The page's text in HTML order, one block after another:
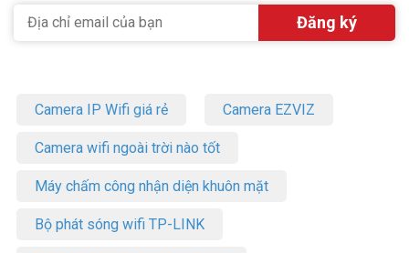
Camera IP Wifi giá rẻ Camera EZVIZ
Camera wifi ngoài trời nào tốt
Máy chấm công nhận diện khuôn mặt
Bộ phát sóng wifi TP-LINK